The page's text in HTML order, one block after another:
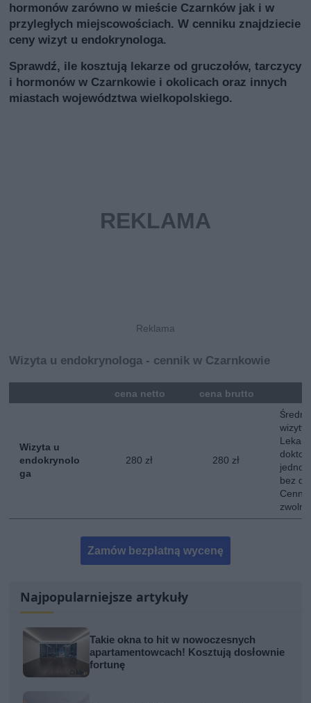
hormonów zarówno w mieście Czarnków jak i w
przyległych miejscowościach. W cenniku znajdziecie
ceny wizyt u endokrynologa.
Sprawdź, ile kosztują lekarze od gruczołów, tarczycy
i hormonów w Czarnkowie i okolicach oraz innych
miastach województwa wielkopolskiego.
Wizyta u endokrynologa - cennik w Czarnkowie
cena netto cena brutto
Wizyta u
endokrynolo
ga
280 zł 280 zł
Średni
wizyty
bez
Zamów bezpłatną wycenę
Najpopularniejsze artykuły
Takie okna to hit w nowoczesnych
apartamentowcach! Kosztują dosłownie
fortunę